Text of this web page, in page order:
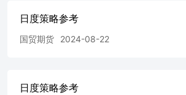
日度策略参考
国贸期货 2024-08-22
日度策略参考